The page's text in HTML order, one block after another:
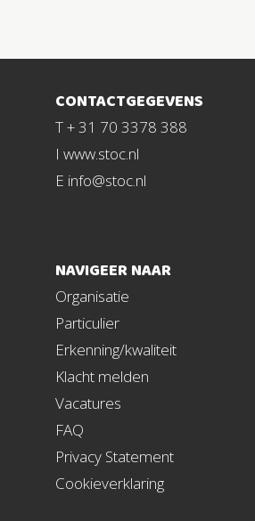
CONTACTGEGEVENS
T + 31 70 3378 388
I www.stoc.nl
E info@stoc.nl
NAVIGEER NAAR
Organisatie
Particulier
Erkenning/kwaliteit
Klacht melden
Vacatures
FAQ
Privacy Statement
Cookieverklaring